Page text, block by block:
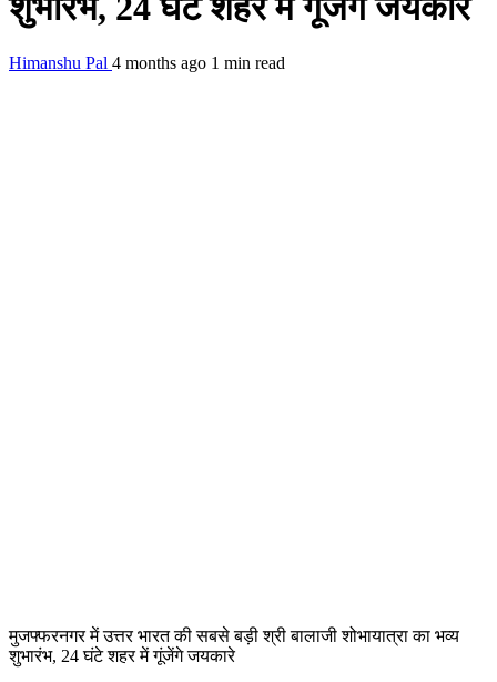
शुभारंभ, 24 घंटे शहर में गूंजेंगे जयकारे
Himanshu Pal 4 months ago 1 min read
मुजफ्फरनगर में उत्तर भारत की सबसे बड़ी श्री बालाजी शोभायात्रा का भव्य
शुभारंभ, 24 घंटे शहर में गूंजेंगे जयकारे